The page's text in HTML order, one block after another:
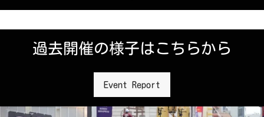
過去開催の様子はこちらから
Event Report